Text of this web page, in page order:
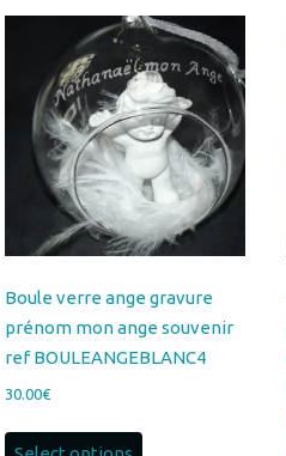
Boule verre ange gravure
prénom mon ange souvenir
ref BOULEANGEBLANC4
30.00€